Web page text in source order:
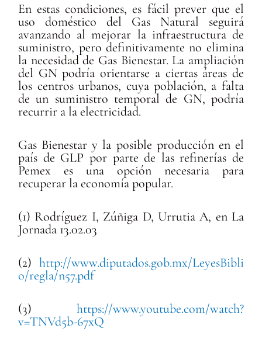
En estas condiciones, es fácil prever que el
uso doméstico del Gas Natural seguirá
avanzando al mejorar la infraestructura de
suministro, pero definitivamente no elimina
la necesidad de Gas Bienestar. La ampliación
del GN podría orientarse a ciertas áreas de
los centros urbanos, cuya población, a falta
de un suministro temporal de GN, podría
recurrir a la electricidad.
Gas Bienestar y la posible producción en el
país de GLP por parte de las refinerías de
Pemex es una opción necesaria para
recuperar la economía popular.
(1) Rodríguez I, Zúñiga D, Urrutia A, en La
Jornada 13.02.03
(2) http://www.diputados.gob.mx/LeyesBibli
o/regla/n57.pdf
(3) https://www.youtube.com/watch?
v=TNVd5b-67xQ